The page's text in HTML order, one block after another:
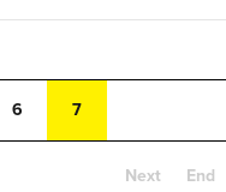
6 7
Next End